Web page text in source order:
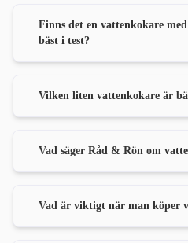
Finns det en vattenkokare
bäst i test?
Vilken liten vattenkokare är
Vad säger Råd & Rön om
Vad är viktigt när man köper